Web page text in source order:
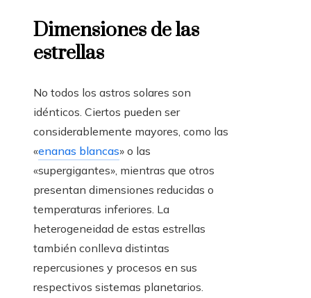
Dimensiones de las
estrellas
No todos los astros solares son
idénticos. Ciertos pueden ser
considerablemente mayores, como las
«enanas blancas» o las
«supergigantes», mientras que otros
presentan dimensiones reducidas o
temperaturas inferiores. La
heterogeneidad de estas estrellas
también conlleva distintas
repercusiones y procesos en sus
respectivos sistemas planetarios.